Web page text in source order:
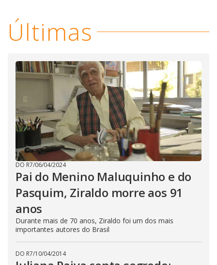
Últimas
DO R7/06/04/2024
Pai do Menino Maluquinho e do
Pasquim, Ziraldo morre aos 91
anos
Durante mais de 70 anos, Ziraldo foi um dos mais
importantes autores do Brasil
DO R7/10/04/2014